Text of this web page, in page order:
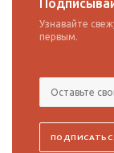
Узнавайте
первым.